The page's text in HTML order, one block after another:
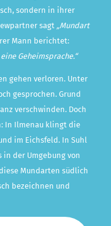
sondern in ihrer
sagt „Mundart
Mann berichtet:
Geheimsprache.“
gehen verloren. Unter
gesprochen. Grund
verschwinden. Doch
In Ilmenau klingt die
im Eichsfeld. In Suhl
der Umgebung von
Mundarten südlich
bezeichnen und